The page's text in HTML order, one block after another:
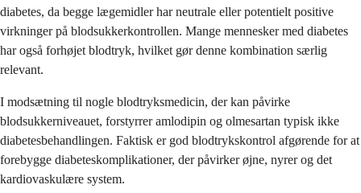
diabetes, da begge lægemidler har neutrale eller potentielt positive
virkninger på blodsukkerkontrollen. Mange mennesker med diabetes
har også forhøjet blodtryk, hvilket gør denne kombination særlig
relevant.
I modsætning til nogle blodtryksmedicin, der kan påvirke
blodsukkerniveauet, forstyrrer amlodipin og olmesartan typisk ikke
diabetesbehandlingen. Faktisk er god blodtrykskontrol afgørende for at
forebygge diabeteskomplikationer, der påvirker øjne, nyrer og det
kardiovaskulære system.